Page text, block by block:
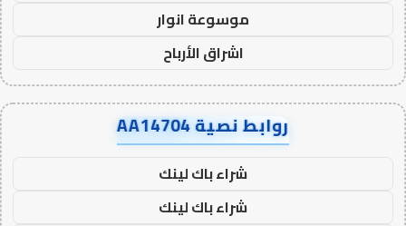
موسوعة انوار
اشراق الأرباح
روابط نصية AA14704
شراء باك لينك
شراء باك لينك